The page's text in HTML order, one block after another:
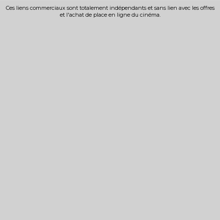
Ces liens commerciaux sont totalement indépendants et sans lien avec les offres
et l'achat de place en ligne du cinéma.